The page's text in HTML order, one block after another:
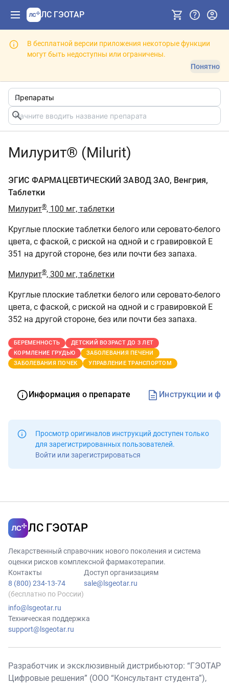
ЛС ГЭОТАР
В бесплатной версии приложения некоторые функции
могут быть недоступны или ограничены.
Понятно
Милурит® (Milurit)
ЭГИС ФАРМАЦЕВТИЧЕСКИЙ ЗАВОД ЗАО, Венгрия,
Таблетки
Милурит®, 100 мг, таблетки
Круглые плоские таблетки белого или серовато-белого
цвета, с фаской, с риской на одной и с гравировкой Е
351 на другой стороне, без или почти без запаха.
Милурит®, 300 мг, таблетки
Круглые плоские таблетки белого или серовато-белого
цвета, с фаской, с риской на одной и с гравировкой Е
352 на другой стороне, без или почти без запаха.
БЕРЕМЕННОСТЬ
ДЕТСКИЙ ВОЗРАСТ ДО 3 ЛЕТ
КОРМЛЕНИЕ ГРУДЬЮ
ЗАБОЛЕВАНИЯ ПЕЧЕНИ
ЗАБОЛЕВАНИЯ ПОЧЕК
УПРАВЛЕНИЕ ТРАНСПОРТОМ
Информация о препарате Инструкции и
Просмотр оригиналов инструкций доступен только
для зарегистрированных пользователей.
Войти или зарегистрироваться
ЛС ГЭОТАР
Лекарственный справочник нового поколения и система
оценки рисков комплексной фармакотерапии.
Контакты
8 (800) 234-13-74
(бесплатно по России)
info@lsgeotar.ru
Доступ организациям
sale@lsgeotar.ru
Техническая поддержка
support@lsgeotar.ru
Разработчик и эксклюзивный дистрибьютор: “ГЭОТАР
Цифровые решения” (ООО “Консультант студента”),